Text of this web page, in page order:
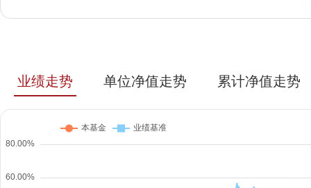
业绩走势 单位净值走势 累计净值走势